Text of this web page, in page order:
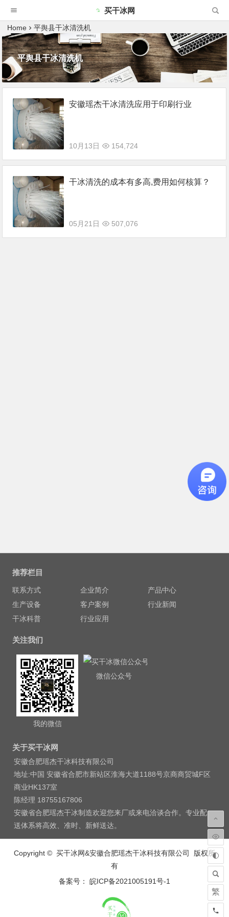
买干冰网
Home 平舆县干冰清洗机
平舆县干冰清洗机
安徽瑶杰干冰清洗应用于印刷行业
10月13日 154,724
干冰清洗的成本有多高,费用如何核算？
05月21日 507,076
推荐栏目
联系方式 企业简介
产品中心
生产设备
客户案例
行业新闻
干冰科普
行业应用
关注我们
我的微信
微信公众号
关于买干冰网
安徽合肥瑶杰干冰科技有限公司
地址:中国 安徽省合肥市新站区淮海大道1188号京商商贸城F区
商业HK137室
陈经理 18755167806
安徽省合肥瑶杰干冰制造欢迎您来厂或来电洽谈合作。专业配
送体系将高效、准时、新鲜送达。
Copyright © 买干冰网&安徽合肥瑶杰干冰科技有限公司 版权所
有
备案号： 皖ICP备2021005191号-1
繁